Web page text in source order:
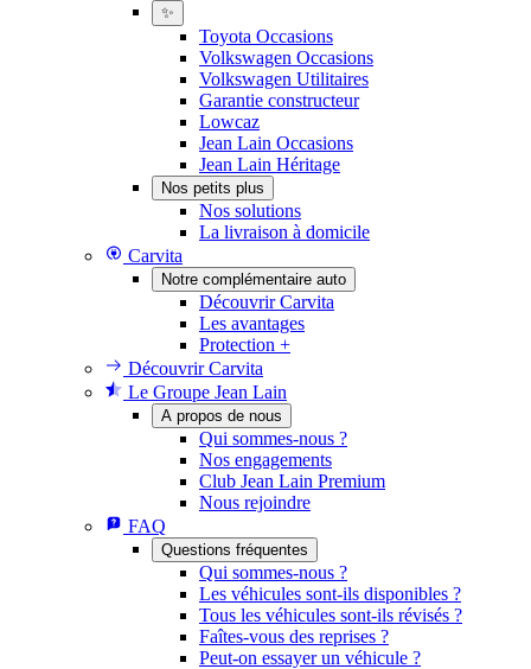
✨
Toyota Occasions
Volkswagen Occasions
Volkswagen Utilitaires
Garantie constructeur
Lowcaz
Jean Lain Occasions
Jean Lain Héritage
Nos petits plus
Nos solutions
La livraison à domicile
Carvita
Notre complémentaire auto
Découvrir Carvita
Les avantages
Protection +
Découvrir Carvita
Le Groupe Jean Lain
A propos de nous
Qui sommes-nous ?
Nos engagements
Club Jean Lain Premium
Nous rejoindre
FAQ
Questions fréquentes
Qui sommes-nous ?
Les véhicules sont-ils disponibles ?
Tous les véhicules sont-ils révisés ?
Faîtes-vous des reprises ?
Peut-on essayer un véhicule ?